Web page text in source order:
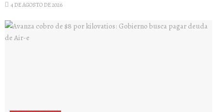
4 DE AGOSTO DE 2026